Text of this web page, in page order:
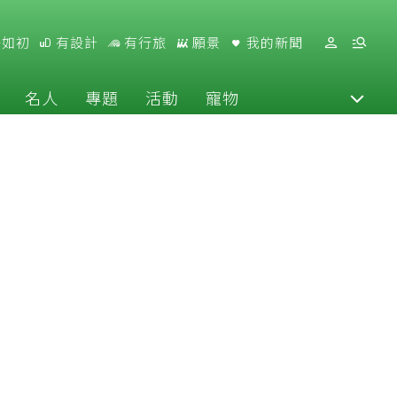
初 有設計 有行旅 願景 我的新聞
名人 專題 活動 寵物